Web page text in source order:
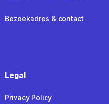
Bezoekadres & contact
Legal
Privacy Policy